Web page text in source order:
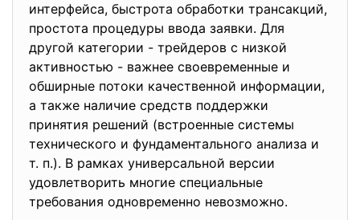
интерфейса, быстрота обработки трансакций,
простота процедуры ввода заявки. Для
другой категории - трейдеров с низкой
активностью - важнее своевременные и
обширные потоки качественной информации,
а также наличие средств поддержки
принятия решений (встроенные системы
технического и фундаментального анализа и
т. п.). В рамках универсальной версии
удовлетворить многие специальные
требования одновременно невозможно.